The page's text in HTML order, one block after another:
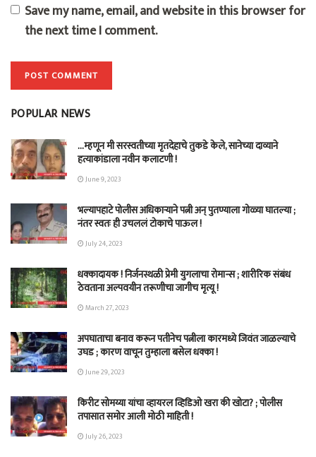
Save my name, email, and website in this browser for
the next time I comment.
POPULAR NEWS
…म्हणून मी सरस्वतीच्या मृतदेहाचे तुकडे केले, सानेच्या दाव्याने
हत्याकांडाला नवीन कलाटणी !
June 9, 2023
भल्यापहाटे पोलीस अधिकाऱ्याने पत्नी अन् पुतण्याला गोळ्या घातल्या ;
नंतर स्वतः ही उचललं टोकाचे पाऊल !
July 24, 2023
धक्कादायक ! निर्जनस्थळी प्रेमी युगलाचा रोमान्स ; शारीरिक संबंध
ठेवताना अल्पवयीन तरूणीचा जागीच मृत्यू !
March 27, 2023
अपघाताचा बनाव करून पतीनेच‎ पत्नीला कारमध्ये जिवंत जाळल्याचे
उघड ; कारण वाचून तुम्हाला बसेल धक्का !
June 29, 2023
किरीट सोमय्या यांचा व्हायरल व्हिडिओ खरा की खोटा? ; पोलीस
तपासात समोर आली मोठी माहिती !
July 26, 2023